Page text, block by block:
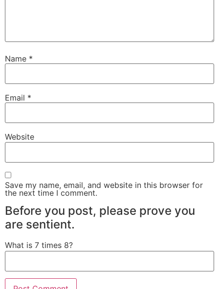
Name *
Email *
Website
Save my name, email, and website in this browser for
the next time I comment.
Before you post, please prove you
are sentient.
What is 7 times 8?